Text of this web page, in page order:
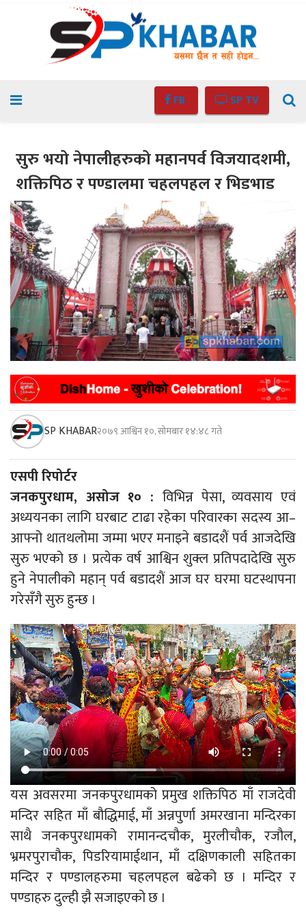
FB SP TV
सुरु भयो नेपालीहरुको महानपर्व विजयादशमी,
शक्तिपिठ र पण्डालमा चहलपहल र भिडभाड
SP KHABAR२०७९ आश्विन १०, सोमबार १४:४८ गते
एसपी रिपोर्टर
जनकपुरधाम, असोज १० : विभिन्न पेसा, व्यवसाय एवं
अध्ययनका लागि घरबाट टाढा रहेका परिवारका सदस्य आ–
आफ्नो थातथलोमा जम्मा भएर मनाइने बडादशैं पर्व आजदेखि
सुरु भएको छ । प्रत्येक वर्ष आश्विन शुक्ल प्रतिपदादेखि सुरु
हुने नेपालीको महान् पर्व बडादशैं आज घर घरमा घटस्थापना
गरेसँगै सुरु हुन्छ ।
यस अवसरमा जनकपुरधामको प्रमुख शक्तिपिठ माँ राजदेवी
मन्दिर सहित माँ बौद्धिमाई, माँ अन्नपुर्णा अमरखाना मन्दिरका
साथै जनकपुरधामको रामानन्दचौक, मुरलीचौक, रजौल,
भ्रमरपुराचौक, पिडरियामाईथान, माँ दक्षिणकाली सहितका
मन्दिर र पण्डालहरुमा चहलपहल बढेको छ । मन्दिर र
पण्डाहरु दुल्ही झै सजाइएको छ ।